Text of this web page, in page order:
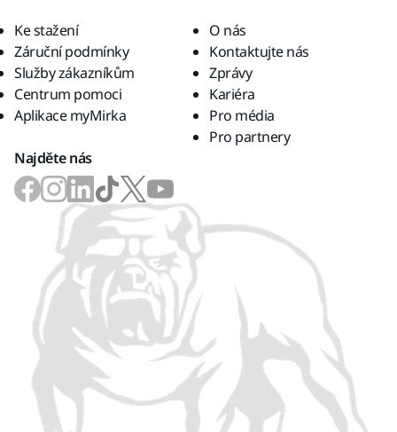
Ke stažení
Záruční podmínky
Služby zákazníkům
Centrum pomoci
Aplikace myMirka
O nás
Kontaktujte nás
Zprávy
Kariéra
Pro média
Pro partnery
Najděte nás